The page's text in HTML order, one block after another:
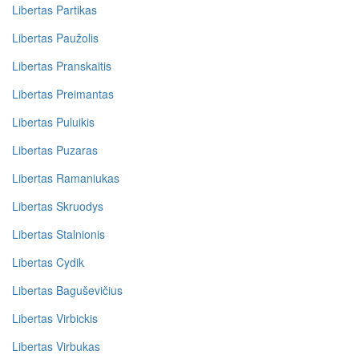
Libertas Partikas
Libertas Paužolis
Libertas Pranskaitis
Libertas Preimantas
Libertas Puluikis
Libertas Puzaras
Libertas Ramaniukas
Libertas Skruodys
Libertas Stalnionis
Libertas Cydik
Libertas Baguševičius
Libertas Virbickis
Libertas Virbukas